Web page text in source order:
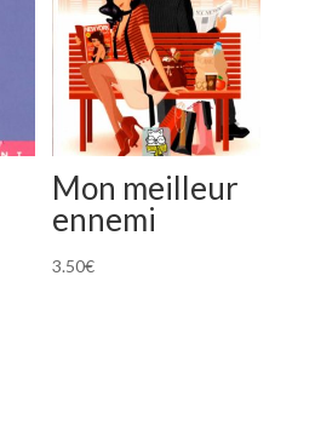
Mon meilleur
ennemi
3.50€